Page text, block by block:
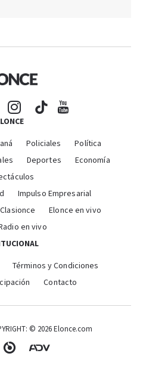
Policiales
Política
Deportes
Economía
Impulso Empresarial
Clasionce
Elonce en vivo
en vivo
Términos y Condiciones
Contacto
© 2026 Elonce.com